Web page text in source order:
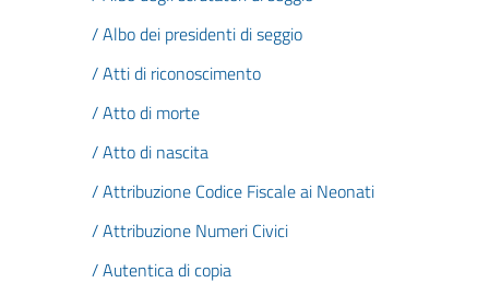
/ Albo dei presidenti di seggio
/ Atti di riconoscimento
/ Atto di morte
/ Atto di nascita
/ Attribuzione Codice Fiscale ai Neonati
/ Attribuzione Numeri Civici
/ Autentica di copia